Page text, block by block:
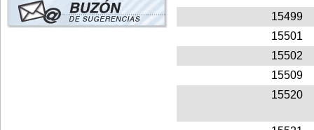
15499
15501
15502
15509
15520